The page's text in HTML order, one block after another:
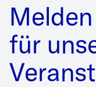
Über das Projekt
Digitale
Bildatlas
Über den Bildatlas
Bildung
für